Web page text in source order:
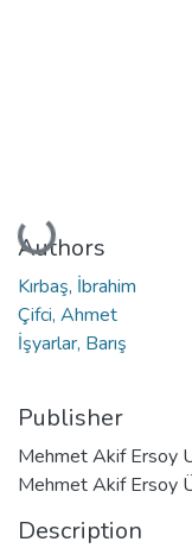
Loading...
Authors
Kırbaş, İbrahim
Çifci, Ahmet
İşyarlar, Barış
Publisher
Mehmet Akif Ersoy
Mehmet Akif Ersoy
Description